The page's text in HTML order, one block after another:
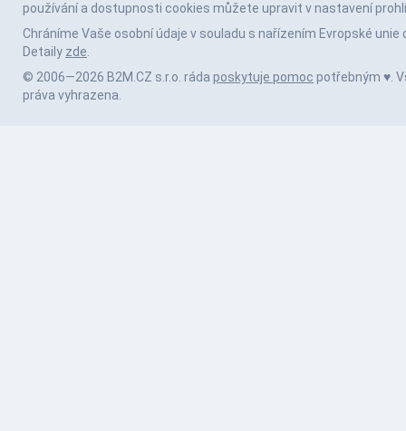
používání a dostupnosti cookies můžete upravit v nastavení
Chráníme Vaše osobní údaje v souladu s nařízením Evropské unie
Detaily zde.
© 2006—2026 B2M.CZ s.r.o. ráda poskytuje pomoc potřebným ♥️.
práva vyhrazena.